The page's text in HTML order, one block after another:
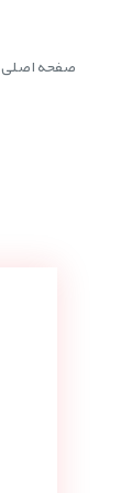
صفحه اصلی